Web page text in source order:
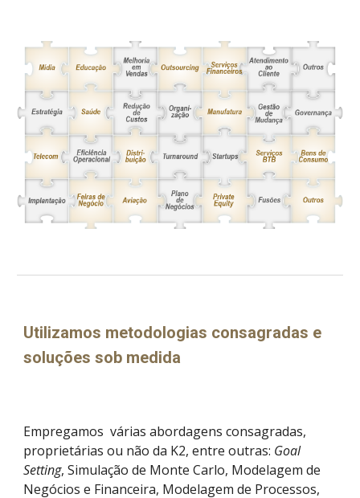
Utilizamos metodologias consagradas e
soluções sob medida
Empregamos  várias abordagens consagradas,
proprietárias ou não da K2, entre outras: Goal
Setting, Simulação de Monte Carlo, Modelagem de